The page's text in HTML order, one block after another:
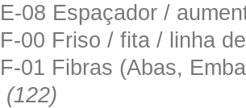
E-08 Espaçador /
F-00 Friso / fita / linha
F-01 Fibras (Abas,
(122)